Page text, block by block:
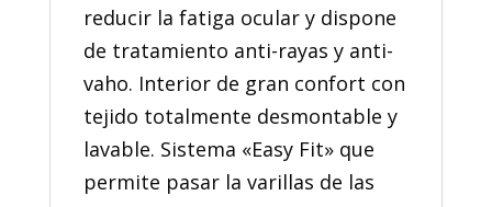
reducir la fatiga ocular y dispone
de tratamiento anti-rayas y anti-
vaho. Interior de gran confort con
tejido totalmente desmontable y
lavable. Sistema «Easy Fit» que
permite pasar la varillas de las